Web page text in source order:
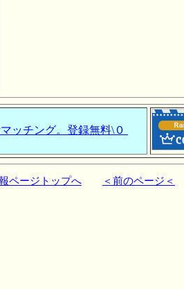
ッチング。登録無料\０
ページトップへ ＜前のページ＜